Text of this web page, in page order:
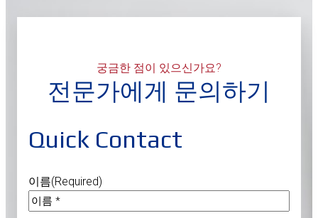
궁금한 점이 있으신가요?
전문가에게 문의하기
Quick Contact
이름(Required)